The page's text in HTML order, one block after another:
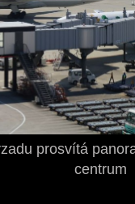
prosvítá
centrum